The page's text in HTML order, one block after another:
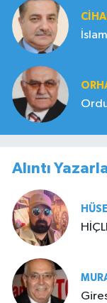
Alıntı